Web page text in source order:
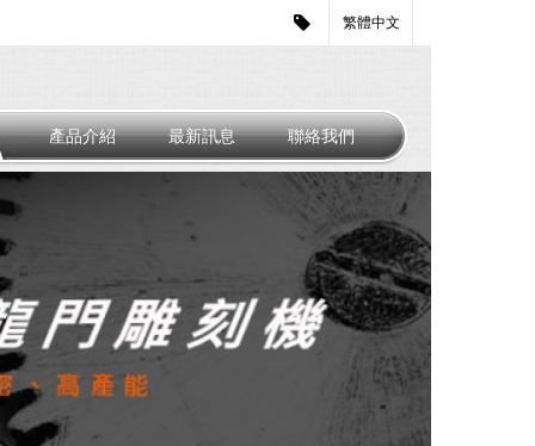
繁體中文
產品介紹 最新訊息 聯絡我們